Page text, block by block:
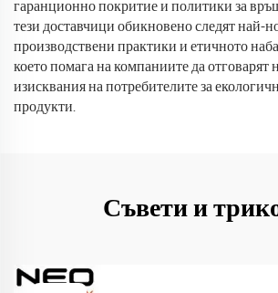
гаранционно покритие и политики за
тези доставчици обикновено следят най-
производствени практики и етичното
което помага на компаниите да отговарят
изисквания на потребителите за
продукти.
Съвети и